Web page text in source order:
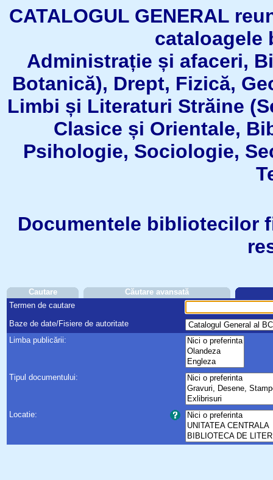
CATALOGUL GENERAL
Administrație și afaceri,
Botanică), Drept, Fizică,
Limbi și Literaturi Străine
Clasice și Orientale,
Psihologie, Sociologie,
Documentele bibliotecilor
Cautare
Căutare avansată
Termen de cautare
Baze de date/Fisiere de autoritate
Limba publicării:
Tipul documentului:
Locatie: